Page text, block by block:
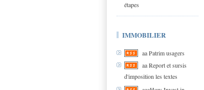
étapes
IMMOBILIER
aa Patrim usagers
aa Report et sursis
d'imposition les textes